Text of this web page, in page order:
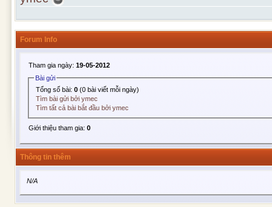
Forum Info
Tham gia ngày: 19-05-2012
Bài gửi
Tổng số bài:0 (0 bài viết mỗi ngày)
Tìm bài gửi bởi ymec
Tìm tất cả bài bắt đầu bởi ymec
Giới thiệu tham gia: 0
Thông tin thêm
N/A